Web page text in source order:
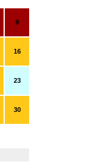
9
16
23
30